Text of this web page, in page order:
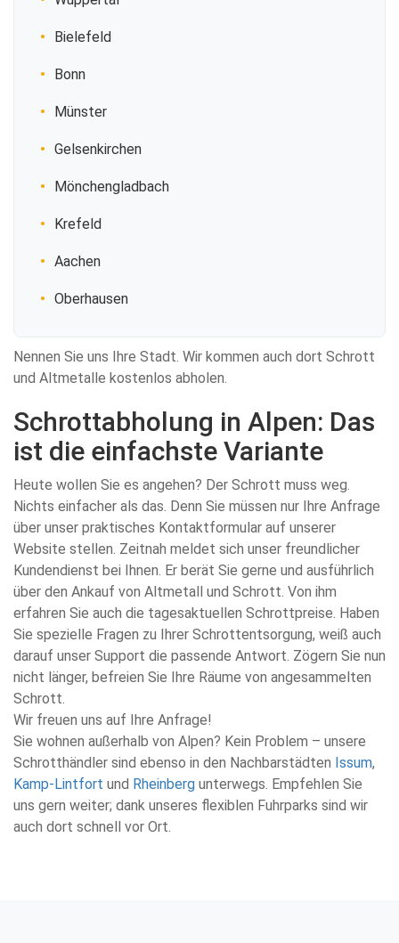
Bielefeld
Bonn
Münster
Gelsenkirchen
Mönchengladbach
Krefeld
Aachen
Oberhausen
Nennen Sie uns Ihre Stadt. Wir kommen auch dort Schrott
und Altmetalle kostenlos abholen.
Schrottabholung in Alpen: Das
ist die einfachste Variante
Heute wollen Sie es angehen? Der Schrott muss weg.
Nichts einfacher als das. Denn Sie müssen nur Ihre Anfrage
über unser praktisches Kontaktformular auf unserer
Website stellen. Zeitnah meldet sich unser freundlicher
Kundendienst bei Ihnen. Er berät Sie gerne und ausführlich
über den Ankauf von Altmetall und Schrott. Von ihm
erfahren Sie auch die tagesaktuellen Schrottpreise. Haben
Sie spezielle Fragen zu Ihrer Schrottentsorgung, weiß auch
darauf unser Support die passende Antwort. Zögern Sie nun
nicht länger, befreien Sie Ihre Räume von angesammelten
Schrott.
Wir freuen uns auf Ihre Anfrage!
Sie wohnen außerhalb von Alpen? Kein Problem – unsere
Schrotthändler sind ebenso in den Nachbarstädten Issum,
Kamp-Lintfort und Rheinberg unterwegs. Empfehlen Sie
uns gern weiter; dank unseres flexiblen Fuhrparks sind wir
auch dort schnell vor Ort.